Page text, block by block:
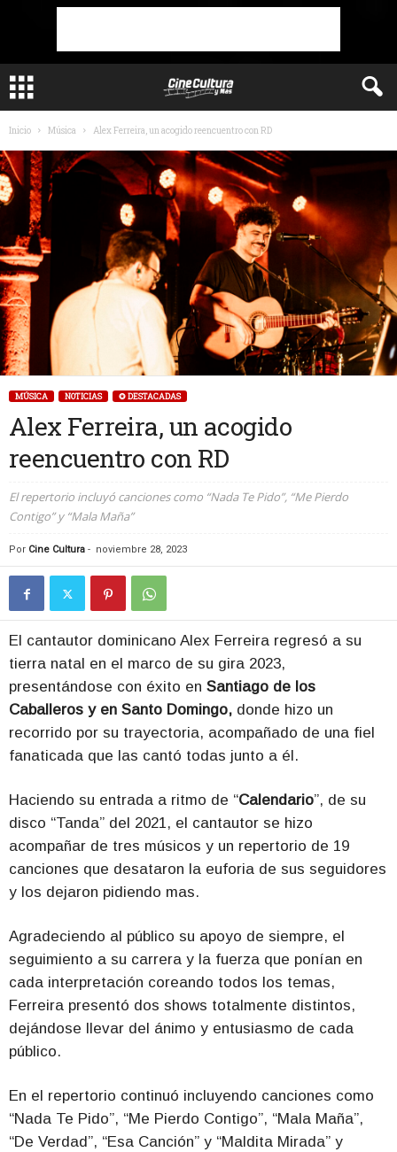
Inicio Música Alex Ferreira, un acogido reencuentro con RD
MÚSICA NOTICIAS ✪ DESTACADAS
Alex Ferreira, un acogido
reencuentro con RD
El repertorio incluyó canciones como “Nada Te Pido”, “Me Pierdo
Contigo” y “Mala Maña”
Por Cine Cultura - noviembre 28, 2023
El cantautor dominicano Alex Ferreira regresó a su
tierra natal en el marco de su gira 2023,
presentándose con éxito en Santiago de los
Caballeros y en Santo Domingo, donde hizo un
recorrido por su trayectoria, acompañado de una fiel
fanaticada que las cantó todas junto a él.
Haciendo su entrada a ritmo de “Calendario”, de su
disco “Tanda” del 2021, el cantautor se hizo
acompañar de tres músicos y un repertorio de 19
canciones que desataron la euforia de sus seguidores
y los dejaron pidiendo mas.
Agradeciendo al público su apoyo de siempre, el
seguimiento a su carrera y la fuerza que ponían en
cada interpretación coreando todos los temas,
Ferreira presentó dos shows totalmente distintos,
dejándose llevar del ánimo y entusiasmo de cada
público.
En el repertorio continuó incluyendo canciones como
“Nada Te Pido”, “Me Pierdo Contigo”, “Mala Maña”,
“De Verdad”, “Esa Canción” y “Maldita Mirada” y